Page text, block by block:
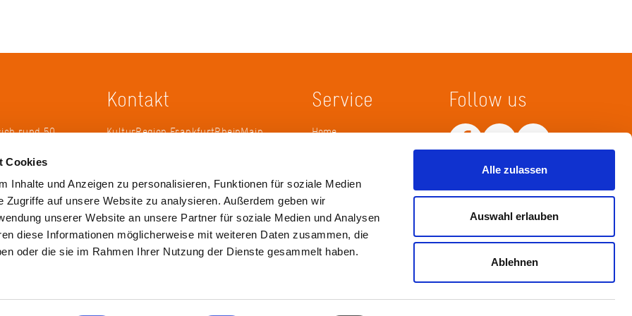
Cookies
Inhalte und Anzeigen zu personalisieren, Funktionen für soziale Medien
Zugriffe auf unsere Website zu analysieren. Außerdem geben wir
unserer Website an unsere Partner für soziale Medien und Analysen
diese Informationen möglicherweise mit weiteren Daten zusammen, die
oder die sie im Rahmen Ihrer Nutzung der Dienste gesammelt haben.
Alle zulassen
Auswahl erlauben
Ablehnen
rund 50
2005 die
zu
Kontakt
KulturRegion FrankfurtRheinMain
Tel.: +49 69 2577-1700
Fax: +49 69 2577-1750
E-Mail:info@krfrm.de
Service
Home
Follow us
Netiquette